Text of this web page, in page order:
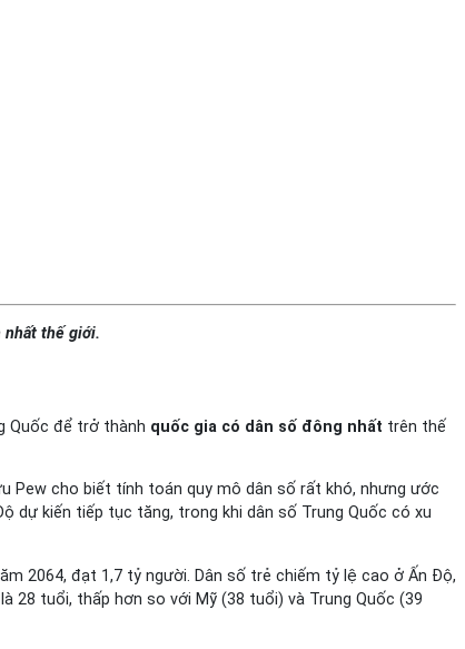
nhất thế giới.
Quốc để trở thành quốc gia có dân số đông nhất trên thế
Pew cho biết tính toán quy mô dân số rất khó, nhưng ước
dự kiến tiếp tục tăng, trong khi dân số Trung Quốc có xu
2064, đạt 1,7 tỷ người. Dân số trẻ chiếm tỷ lệ cao ở Ấn Độ,
tuổi, thấp hơn so với Mỹ (38 tuổi) và Trung Quốc (39